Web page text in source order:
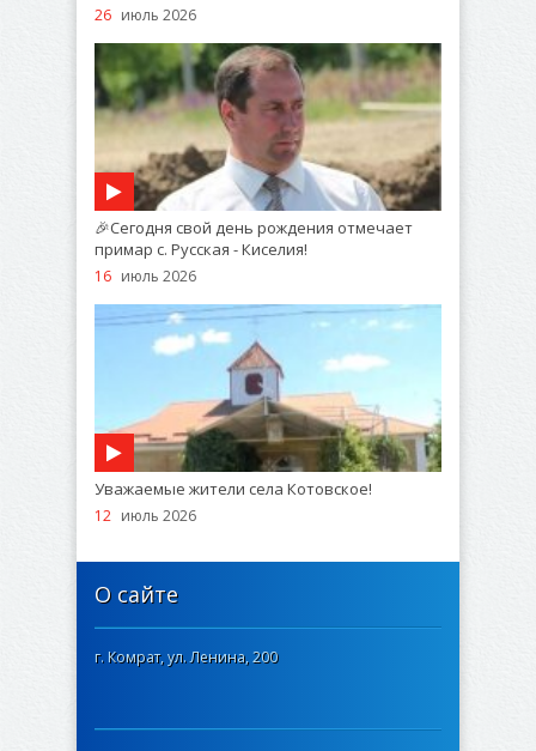
26 июль 2026
🎉Сегодня свой день рождения отмечает
примар с. Русская - Киселия!
16 июль 2026
Уважаемые жители села Котовское!
12 июль 2026
О сайте
г. Комрат, ул. Ленина, 200